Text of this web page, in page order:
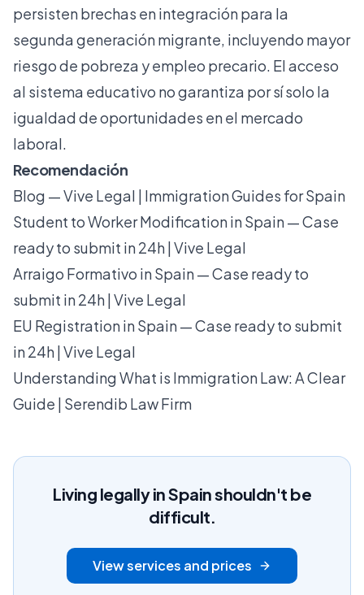
persisten brechas en integración para la
segunda generación migrante, incluyendo mayor
riesgo de pobreza y empleo precario. El acceso
al sistema educativo no garantiza por sí solo la
igualdad de oportunidades en el mercado
laboral.
Recomendación
Blog — Vive Legal | Immigration Guides for Spain
Student to Worker Modification in Spain — Case
ready to submit in 24h | Vive Legal
Arraigo Formativo in Spain — Case ready to
submit in 24h | Vive Legal
EU Registration in Spain — Case ready to submit
in 24h | Vive Legal
Understanding What is Immigration Law: A Clear
Guide | Serendib Law Firm
Living legally in Spain shouldn't be
difficult.
View services and prices